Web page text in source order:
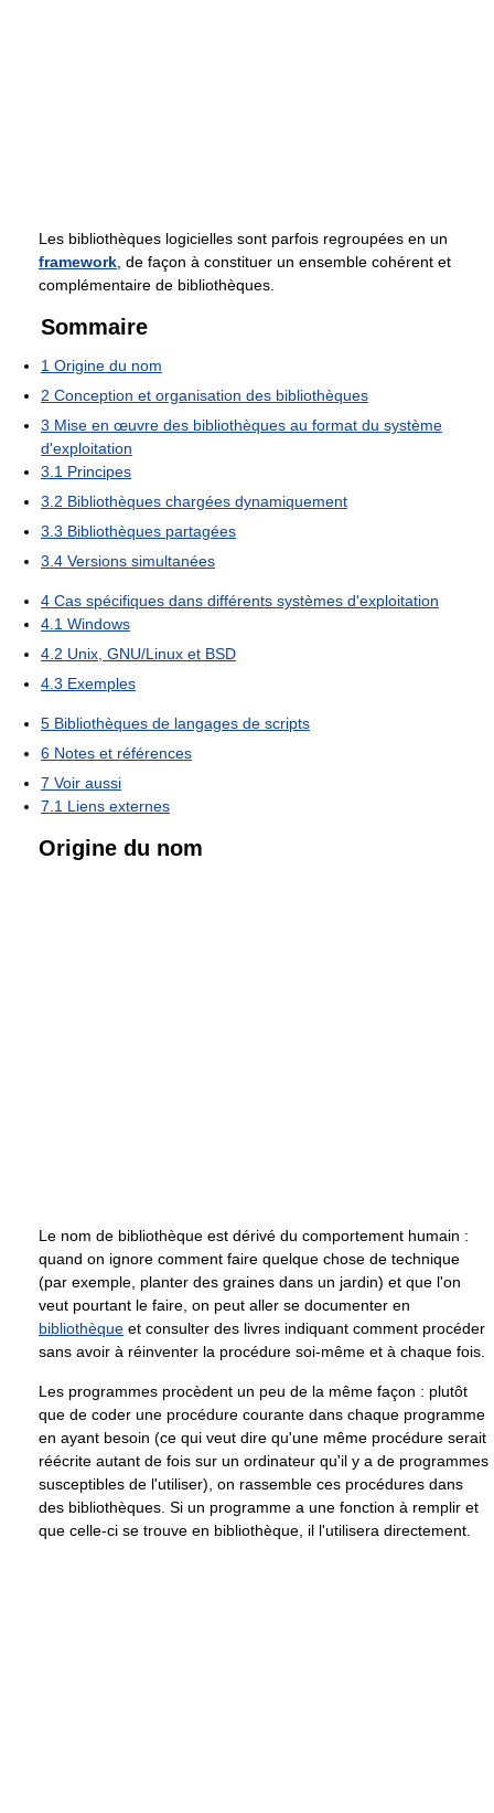
Les bibliothèques logicielles sont parfois regroupées en un
framework , de façon à constituer un ensemble cohérent et
complémentaire de bibliothèques.
Sommaire
1 Origine du nom
2 Conception et organisation des bibliothèques
3 Mise en œuvre des bibliothèques au format du système
d'exploitation
3.1 Principes
3.2 Bibliothèques chargées dynamiquement
3.3 Bibliothèques partagées
3.4 Versions simultanées
4 Cas spécifiques dans différents systèmes d'exploitation
4.1 Windows
4.2 Unix, GNU/Linux et BSD
4.3 Exemples
5 Bibliothèques de langages de scripts
6 Notes et références
7 Voir aussi
7.1 Liens externes
Origine du nom
Le nom de bibliothèque est dérivé du comportement humain :
quand on ignore comment faire quelque chose de technique
(par exemple, planter des graines dans un jardin) et que l'on
veut pourtant le faire, on peut aller se documenter en
bibliothèque et consulter des livres indiquant comment procéder
sans avoir à réinventer la procédure soi-même et à chaque fois.
Les programmes procèdent un peu de la même façon : plutôt
que de coder une procédure courante dans chaque programme
en ayant besoin (ce qui veut dire qu'une même procédure serait
réécrite autant de fois sur un ordinateur qu'il y a de programmes
susceptibles de l'utiliser), on rassemble ces procédures dans
des bibliothèques. Si un programme a une fonction à remplir et
que celle-ci se trouve en bibliothèque, il l'utilisera directement.